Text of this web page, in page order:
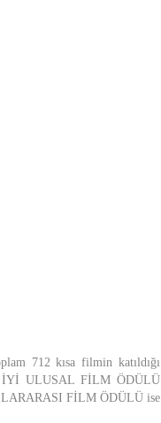
712 kısa filmin katıldığı
İYİ ULUSAL FİLM ÖDÜLÜ
FİLM ÖDÜLÜ ise